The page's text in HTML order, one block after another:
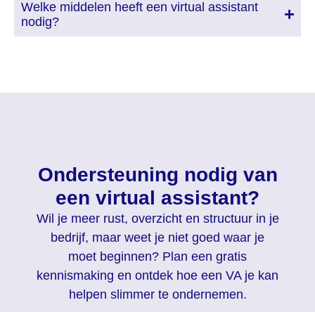
Welke middelen heeft een virtual assistant
nodig?
Ondersteuning nodig van
een virtual assistant?
Wil je meer rust, overzicht en structuur in je
bedrijf, maar weet je niet goed waar je
moet beginnen? Plan een gratis
kennismaking en ontdek hoe een VA je kan
helpen slimmer te ondernemen.